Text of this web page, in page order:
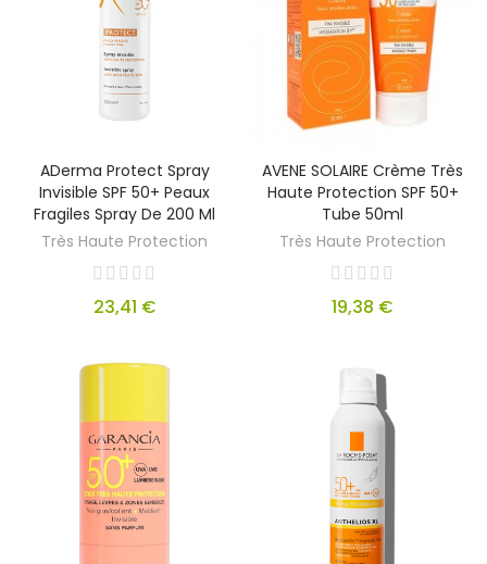
ADerma Protect Spray
Invisible SPF 50+ Peaux
Fragiles Spray De 200 Ml
Très Haute Protection
23,41 €
AVENE SOLAIRE Crème Très
Haute Protection SPF 50+
Tube 50ml
Très Haute Protection
19,38 €